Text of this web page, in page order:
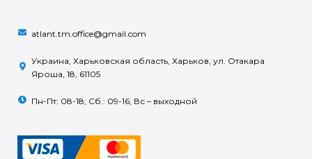
atlant.tm.office@gmail.com
Украина, Харьковская область, Харьков, ул. Отакара
Яроша, 18, 61105
Пн-Пт: 08-18; Сб.: 09-16; Вс – выходной